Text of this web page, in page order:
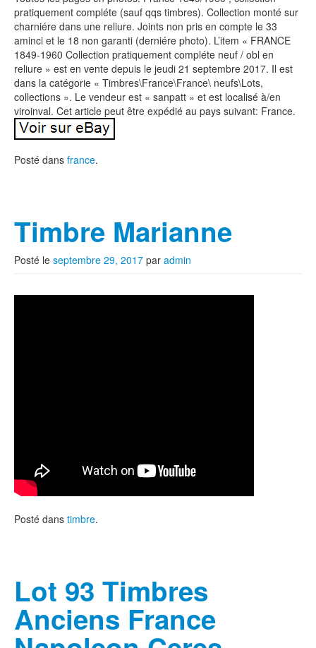
pratiquement compléte (sauf qqs timbres). Collection monté sur
charniére dans une reliure. Joints non pris en compte le 33
aminci et le 18 non garanti (derniére photo). L’item « FRANCE
1849-1960 Collection pratiquement compléte neuf / obl en
reliure » est en vente depuis le jeudi 21 septembre 2017. Il est
dans la catégorie « Timbres\France\France\ neufs\Lots,
collections ». Le vendeur est « sanpatt » et est localisé à/en
viroinval. Cet article peut être expédié au pays suivant: France.
Posté dans france.
Timbre Marianne
Posté le septembre 29, 2017 par admin
Posté dans timbre.
Lot 93 Timbres
Anciens France